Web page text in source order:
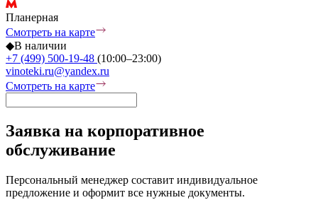
Планерная
Смотреть на карте
◆В наличии
+7 (499) 500-19-48 (10:00–23:00)
vinoteki.ru@yandex.ru
Смотреть на карте
Заявка на корпоративное
обслуживание
Персональный менеджер составит индивидуальное
предложение и оформит все нужные документы.